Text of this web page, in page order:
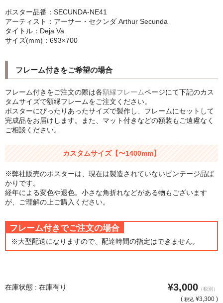
高級LPフレーム
シンプルLPフレームセット
CD紙ジャケフレーム
アートポスター
アートポスター一覧
Instagram紹介商品
エンゾ・マーリ【Enzo Mari】
ダネーゼ【DANESE MILANO】
フォトアートポスター
Folon
ポスター品番：SECUNDA-NE41
アーティスト：アーサー・セクンダ Arthur Secunda
タイトル：Deja Va
サイズ(mm)：693×700
フレーム付きをご希望の場合
フレーム付きをご注文の際は各額縁フレームページにて下記のカス
タムサイズで額縁フレームをご注文ください。
ポスターにぴったりあったサイズで製作し、フレームにセットして
完成品をお届けします。また、マット付きなどの額装もご遠慮なく
ご相談ください。
カスタムサイズ【〜1400mm】
※弊社販売のポスターは、現在は製造されていないビンテージ品ば
かりです。
経年による変色や退色。小さな角折れなどがある物もございます
が、ご理解の上ご購入ください。
フレーム付きでご注文の場合
※大型配送になりますので、配達時間の指定はできません。
在庫状態 : 在庫有り ¥3,000 （税別）
( 税込 ¥3,300 )